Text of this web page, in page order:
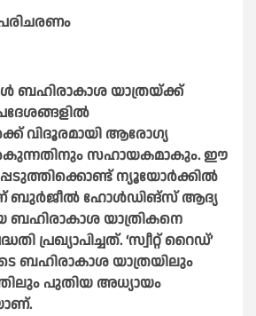
യാത്രയ്ക്ക്
വിദൂരമായി ആരോഗ്യ
സഹായകമാകും.ഈ
ന്യൂയോർക്കിൽ
ബുർജീൽ ഹോൾഡിങ്‌സ് ആദ്യ
ബഹിരാകാശ യാത്രികനെ
പ്രഖ്യാപിച്ചത്. ‘സ്വീറ്റ് റൈഡ്’
ബഹിരാകാശ യാത്രയിലും
പുതിയ അധ്യായം